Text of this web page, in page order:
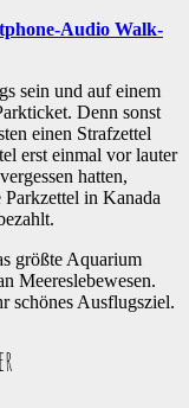
Audio Walk-
sein und auf einem
Denn sonst
einen Strafzettel
erst einmal vor lauter
hatten,
in Kanada
größte Aquarium
Meereslebewesen.
schönes Ausflugsziel.